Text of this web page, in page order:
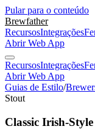
Pular para o conteúdo
Brewfather
RecursosIntegrações
Abrir Web App
RecursosIntegrações
Abrir Web App
Guias de Estilo/
Stout
Classic Irish-